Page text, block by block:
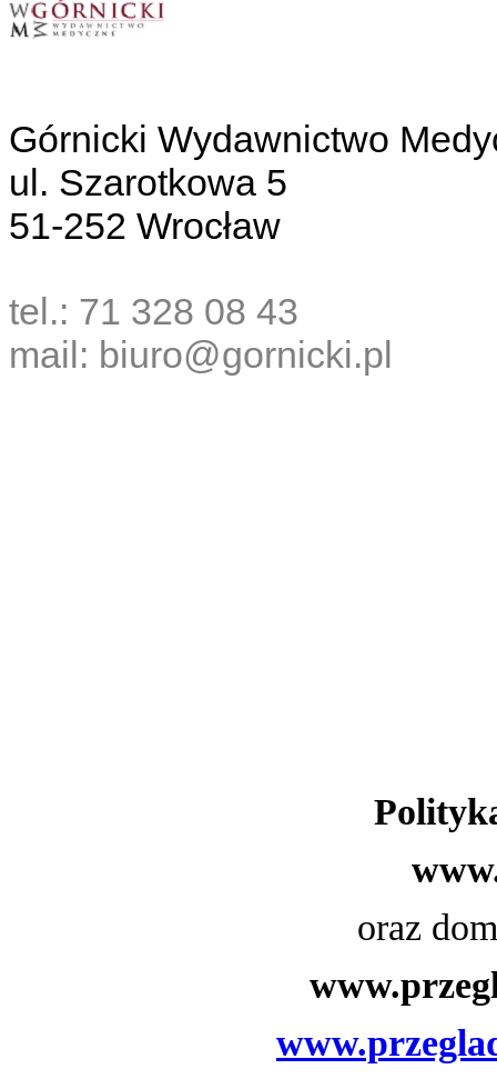
Górnicki Wydawnictwo
ul. Szarotkowa 5
51-252 Wrocław
tel.: 71 328 08 43
mail: biuro@gornicki.pl
oraz